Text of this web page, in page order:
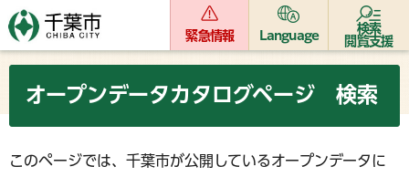
緊急情報 Language
検索
閲覧支援
オープンデータカタログページ 検索
このページでは、千葉市が公開しているオープンデータに